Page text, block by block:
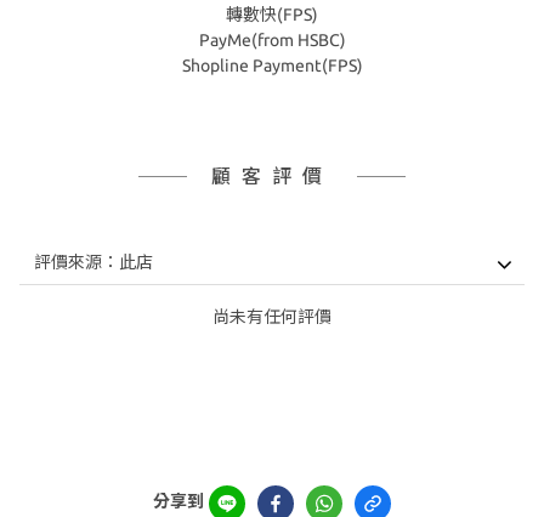
轉數快(FPS)
PayMe(from HSBC)
Shopline Payment(FPS)
顧客評價
尚未有任何評價
分享到